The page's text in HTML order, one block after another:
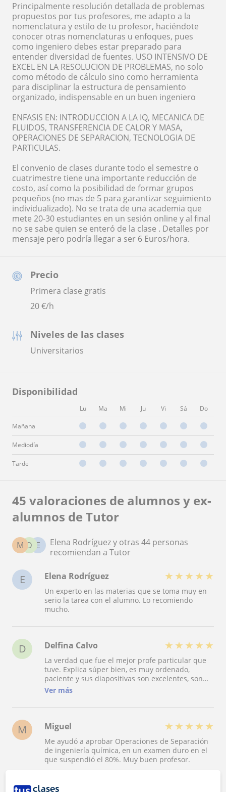
Precio
Primera clase gratis
20€/h
Niveles de las clases
Universitarios
Disponibilidad
Lu Ma Mi Ju Vi Sá Do
Mañana
Mediodía
Tarde
Principalmente resolución detallada de problemas
propuestos por tus profesores, me adapto a la
nomenclatura y estilo de tu profesor, haciéndote
conocer otras nomenclaturas u enfoques, pues
como ingeniero debes estar preparado para
entender diversidad de fuentes. USO INTENSIVO DE
EXCEL EN LA RESOLUCION DE PROBLEMAS, no solo
como método de cálculo sino como herramienta
para disciplinar la estructura de pensamiento
organizado, indispensable en un buen ingeniero
ENFASIS EN: INTRODUCCION A LA IQ, MECANICA DE
FLUIDOS, TRANSFERENCIA DE CALOR Y MASA,
OPERACIONES DE SEPARACION, TECNOLOGIA DE
PARTICULAS.
El convenio de clases durante todo el semestre o
cuatrimestre tiene una importante reducción de
costo, así como la posibilidad de formar grupos
pequeños (no mas de 5 para garantizar seguimiento
individualizado). No se trata de una academia que
mete 20-30 estudiantes en un sesión online y al final
no se sabe quien se enteró de la clase . Detalles por
mensaje pero podría llegar a ser 6 Euros/hora.
45 valoraciones de alumnos y ex-
alumnos de Tutor
E
D
M
Elena Rodríguez y otras 44 personas
recomiendan a Tutor
E Elena Rodríguez ★ ★ ★ ★ ★
Un experto en las materias que se toma muy en
serio la tarea con el alumno. Lo recomiendo
mucho.
D Delfina Calvo ★ ★ ★ ★ ★
La verdad que fue el mejor profe particular que
tuve. Explica súper bien, es muy ordenado,
paciente y sus diapositivas son excelentes, son
completas, claras y fáciles de seguir. Se nota la
clase. ¡Lo recomiendo mucho!
Ver más
M Miguel ★ ★ ★ ★ ★
Me ayudó a aprobar Operaciones de Separación
de ingeniería química, en un examen duro en el
que suspendió el 80%. Muy buen profesor.